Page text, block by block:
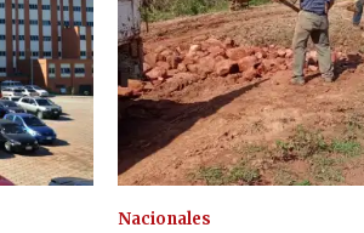
Nacionales